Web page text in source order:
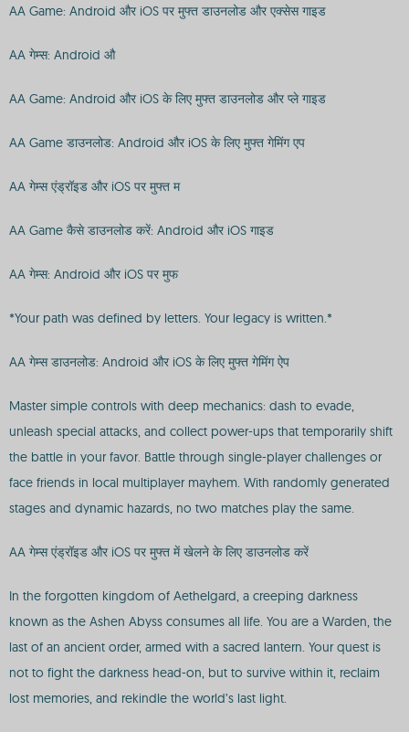
AA Game: Android और iOS पर मुफ्त डाउनलोड और एक्सेस गाइड
AA गेम्स: Android औ
AA Game: Android और iOS के लिए मुफ्त डाउनलोड और प्ले गाइड
AA Game डाउनलोड: Android और iOS के लिए मुफ्त गेमिंग एप
AA गेम्स एंड्रॉइड और iOS पर मुफ्त म
AA Game कैसे डाउनलोड करें: Android और iOS गाइड
AA गेम्स: Android और iOS पर मुफ
*Your path was defined by letters. Your legacy is written.*
AA गेम्स डाउनलोड: Android और iOS के लिए मुफ्त गेमिंग ऐप
Master simple controls with deep mechanics: dash to evade,
unleash special attacks, and collect power-ups that temporarily shift
the battle in your favor. Battle through single-player challenges or
face friends in local multiplayer mayhem. With randomly generated
stages and dynamic hazards, no two matches play the same.
AA गेम्स एंड्रॉइड और iOS पर मुफ्त में खेलने के लिए डाउनलोड करें
In the forgotten kingdom of Aethelgard, a creeping darkness
known as the Ashen Abyss consumes all life. You are a Warden, the
last of an ancient order, armed with a sacred lantern. Your quest is
not to fight the darkness head-on, but to survive within it, reclaim
lost memories, and rekindle the world’s last light.